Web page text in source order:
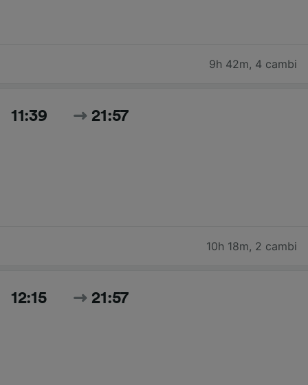
9h 42m, 4 cambi
11:39 21:57
10h 18m, 2 cambi
12:15 21:57